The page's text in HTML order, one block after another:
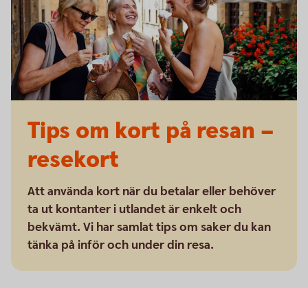
Tips om kort på resan –
resekort
Att använda kort när du betalar eller behöver
ta ut kontanter i utlandet är enkelt och
bekvämt. Vi har samlat tips om saker du kan
tänka på inför och under din resa.